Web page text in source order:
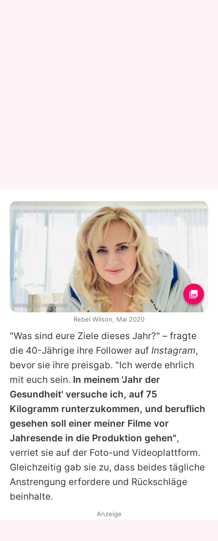
"Was sind eure Ziele dieses Jahr?" – fragte
die 40-Jährige ihre Follower auf Instagram,
bevor sie ihre preisgab. "Ich werde ehrlich
mit euch sein. In meinem 'Jahr der
Gesundheit' versuche ich, auf 75
Kilogramm runterzukommen, und beruflich
gesehen soll einer meiner Filme vor
Jahresende in die Produktion gehen",
verriet sie auf der Foto-und Videoplattform.
Gleichzeitig gab sie zu, dass beides tägliche
Anstrengung erfordere und Rückschläge
beinhalte.
Instagram / rebelwilson
Rebel Wilson, Mai 2020
Anzeige